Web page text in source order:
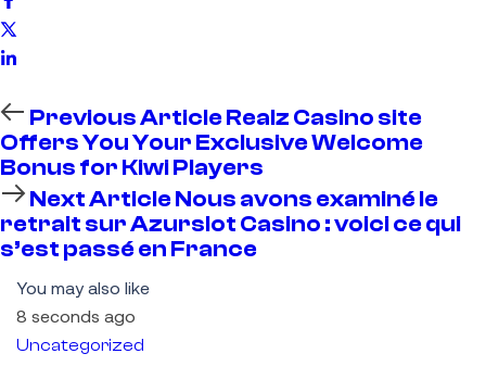
Previous Article Realz Casino site
Offers You Your Exclusive Welcome
Bonus for Kiwi Players
Next Article Nous avons examiné le
retrait sur Azurslot Casino : voici ce qui
s’est passé en France
You may also like
8 seconds ago
Uncategorized